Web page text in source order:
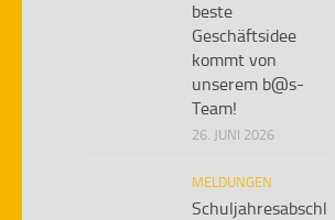
beste
Geschäftsidee
kommt von
unserem b@s-
Team!
26. JUNI 2026
MELDUNGEN
Schuljahresabschl